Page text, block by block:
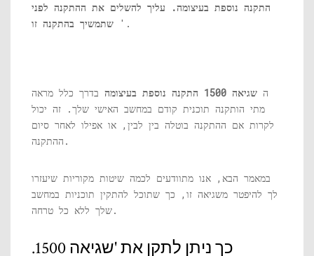
התקנה נוספת בעיצומה. עליך להשלים את ההתקנה לפני
שתמשיך בהתקנה זו '.
ה שגיאה 1500 התקנה נוספת בעיצומה
בדרך כלל מראה
מתי הותקנה תוכנית קודם במחשב האישי שלך. זה יכול
לקרות אם ההתקנה בוטלה בין לבין, או אפילו לאחר סיום
ההתקנה.
במאמר הבא, אנו מתוודעים לכמה שיטות מקוריות שיעזרו
לך להיפטר משגיאה זו, כך שתוכל להתקין תוכניות במחשב
שלך ללא כל טרחה.
כך ניתן לתקן את 'שגיאה 1500.